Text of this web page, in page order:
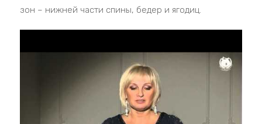
зон – нижней части спины, бедер и ягодиц.